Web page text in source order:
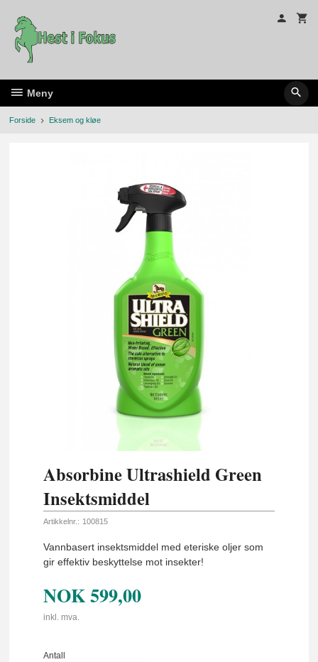
innholdet
Meny
Forside Eksem og kløe
Absorbine Ultrashield Green
Insektsmiddel
Artikkelnr.: 100815
Vannbasert insektsmiddel med eteriske oljer som
gir effektiv beskyttelse mot insekter!
NOK599,00
inkl. mva.
Antall